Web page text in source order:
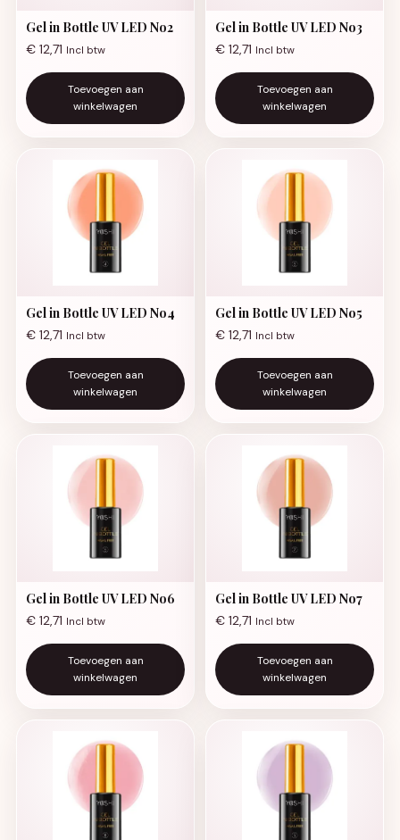
Gel in Bottle UV LED No2
€ 12,71 Incl btw
Toevoegen aan
winkelwagen
Gel in Bottle UV LED No3
€ 12,71 Incl btw
Toevoegen aan
winkelwagen
Gel in Bottle UV LED No4
€ 12,71 Incl btw
Toevoegen aan
winkelwagen
Gel in Bottle UV LED No5
€ 12,71 Incl btw
Toevoegen aan
winkelwagen
Gel in Bottle UV LED No6
€ 12,71 Incl btw
Toevoegen aan
winkelwagen
Gel in Bottle UV LED No7
€ 12,71 Incl btw
Toevoegen aan
winkelwagen